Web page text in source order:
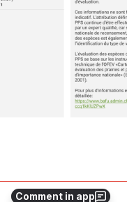
Comment in app